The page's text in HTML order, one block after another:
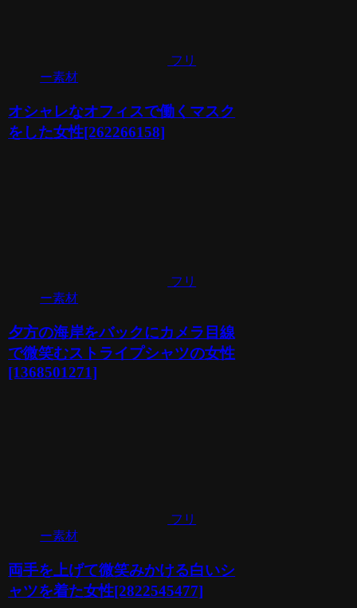
フリ
ー素材
オシャレなオフィスで働くマスク
をした女性[262266158]
フリ
ー素材
夕方の海岸をバックにカメラ目線
で微笑むストライプシャツの女性
[1368501271]
フリ
ー素材
両手を上げて微笑みかける白いシ
ャツを着た女性[2822545477]